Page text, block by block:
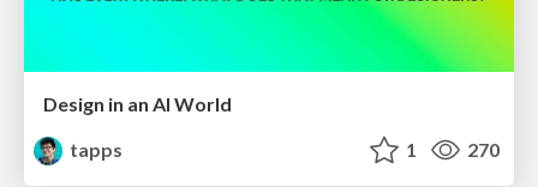
Design in an AI World
tapps
1 270